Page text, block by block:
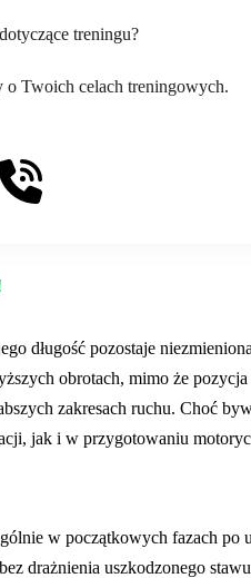
treningu?
Twoich celach treningowych.
długość pozostaje
obrotach, mimo że
zakresach ruchu. Choć
jak i w przygotowaniu
w początkowych fazach
drażnienia uszkodzonego